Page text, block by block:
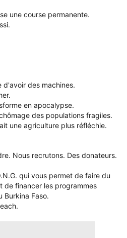
une course permanente.
d'avoir des machines.
en apocalypse.
des populations fragiles.
une agriculture plus réfléchie.
Nous recrutons. Des donateurs.
qui vous permet de faire du
de financer les programmes
Burkina Faso.